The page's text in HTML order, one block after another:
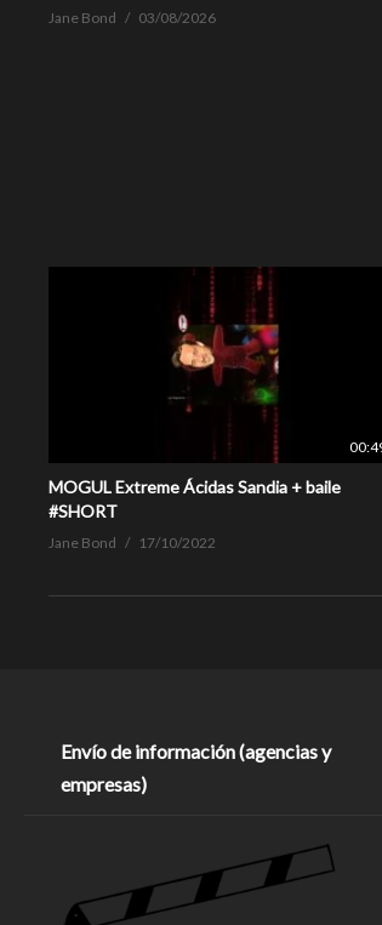
Jane Bond 03/08/2026
MOGUL Extreme Ácidas Sandia + baile
#SHORT
Jane Bond 17/10/2022
Envío de información (agencias y
empresas)